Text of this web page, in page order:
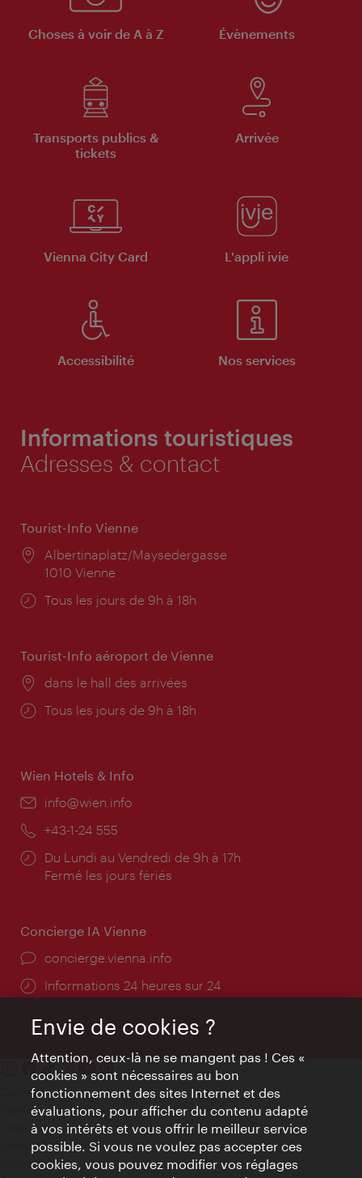
Choses à voir de A à Z Évènements
Transports publics &
tickets
Arrivée
Vienna City Card L'appli ivie
Accessibilité Nos services
Informations touristiques
Adresses & contact
Tourist-Info Vienne
Lieu:
Albertinaplatz/Maysedergasse
1010 Vienne
Horaires
Tous les jours de 9h à 18h
Tourist-Info aéroport de Vienne
Lieu:
dans le hall des arrivées
Horaires
Tous les jours de 9h à 18h
Wien Hotels & Info
E-
info@wien.info
Téléphone:
+43-1-24 555
Horaires
d'ouverture:
Du Lundi au Vendredi de 9h à 17h
Fermé les jours fériés
Concierge IA Vienne
Ort:
concierge.vienna.info
Öffnungszeiten:
Informations 24 heures sur 24
Contact
Mentions obligatoires
Charte sur le respect de la vie privée
Terms of Use
Accessibilité
Envie de cookies ?
Attention, ceux-là ne se mangent pas ! Ces «
cookies » sont nécessaires au bon
fonctionnement des sites Internet et des
évaluations, pour afficher du contenu adapté
à vos intérêts et vous offrir le meilleur service
possible. Si vous ne voulez pas accepter ces
cookies, vous pouvez modifier vos réglages